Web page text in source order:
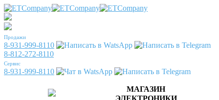
Продажи
8-931-999-8110
8-812-272-8110
Сервис
8-931-999-8110
МАГАЗИН
ЭЛЕКТРОНИКИ